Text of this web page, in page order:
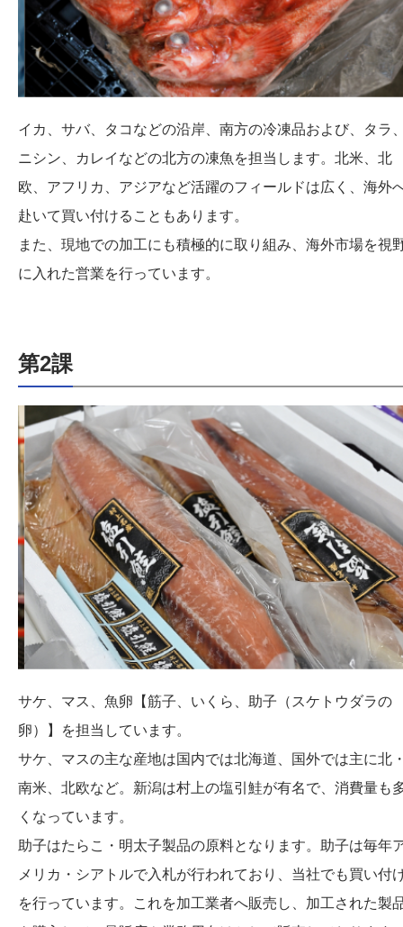
イカ、サバ、タコなどの沿岸、南方の冷凍品および、タラ
ニシン、カレイなどの北方の凍魚を担当します。北米、北
欧、アフリカ、アジアなど活躍のフィールドは広く、海外
赴いて買い付けることもあります。
また、現地での加工にも積極的に取り組み、海外市場を視
に入れた営業を行っています。
第2課
サケ、マス、魚卵【筋子、いくら、助子（スケトウダラの
卵）】を担当しています。
サケ、マスの主な産地は国内では北海道、国外では主に北
南米、北欧など。新潟は村上の塩引鮭が有名で、消費量も
くなっています。
助子はたらこ・明太子製品の原料となります。助子は毎年
メリカ・シアトルで入札が行われており、当社でも買い付
を行っています。これを加工業者へ販売し、加工された製